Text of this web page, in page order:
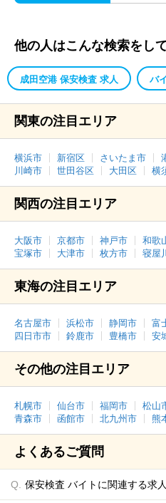
他の人はこんな検索をし
成田空港 保安検査 求人 バ
関東の注目エリア
横浜市 新宿区 さいたま市
川崎市
世田谷区 大田区 横
関西の注目エリア
大阪市 京都市 神戸市 和歌
宝塚市
大津市 枚方市 寝屋
東海の注目エリア
名古屋市 浜松市 静岡市 富
四日市市
鈴鹿市 豊橋市 安
その他の注目エリア
札幌市 仙台市 福岡市 松山
青森市
函館市 北九州市 熊
よくあるご質問
保安検査 バイトに関連する求